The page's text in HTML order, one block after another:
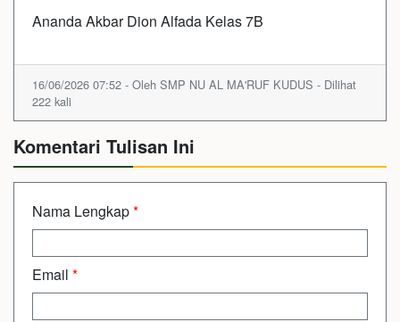
Ananda Akbar Dion Alfada Kelas 7B
16/06/2026 07:52 - Oleh SMP NU AL MA'RUF KUDUS - Dilihat
222 kali
Komentari Tulisan Ini
Nama Lengkap*
Email *